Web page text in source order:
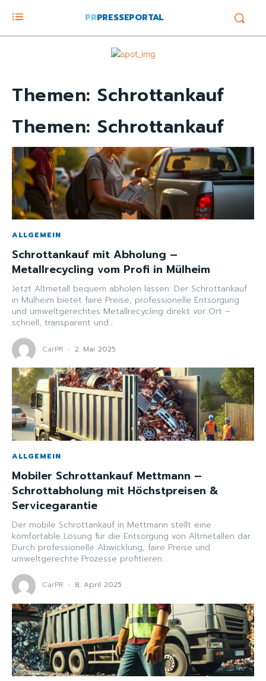
PRPRESSEPORTAL
Themen: Schrottankauf
Themen: Schrottankauf
ALLGEMEIN
Schrottankauf mit Abholung –
Metallrecycling vom Profi in Mülheim
Jetzt Altmetall bequem abholen lassen: Der Schrottankauf
in Mülheim bietet faire Preise, professionelle Entsorgung
und umweltgerechtes Metallrecycling direkt vor Ort –
schnell, transparent und...
CarPR - 2. Mai 2025
ALLGEMEIN
Mobiler Schrottankauf Mettmann –
Schrottabholung mit Höchstpreisen &
Servicegarantie
Der mobile Schrottankauf in Mettmann stellt eine
komfortable Lösung für die Entsorgung von Altmetallen dar.
Durch professionelle Abwicklung, faire Preise und
umweltgerechte Prozesse profitieren...
CarPR - 8. April 2025